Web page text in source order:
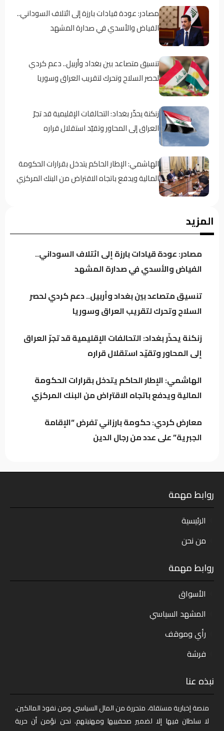
مصادر: عودة قيادات بارزة إلى ائتلاف السوداني..
الفياض والأسدي في صدارة المشهد
تنسيق متصاعد بين بغداد وأربيل.. دعم كردي
لحصر السلاح وتحرك لتقريب العراق وسوريا
زنكنة يحذّر بغداد: التحالفات الإقليمية قد تجرّ
العراق إلى المحاور وتقيّد استقلال قراره
الهاشمي: الإطار الحاكم يتدخل بقرارات الحكومة
المالية ويدفع باتجاه الاقتراض من البنك المركزي
سجن النجف: نوفر 60 جهاز اتصال للنزلاء للتواصل
مع ذويهم
المرصد الأخضر يحذر من تفاقم ظاهرة نفوق
السوق النفطي
المزيد
مصادر: عودة قيادات بارزة إلى ائتلاف السوداني..
الفياض والأسدي في صدارة المشهد
تنسيق متصاعد بين بغداد وأربيل.. دعم كردي لحصر
السلاح وتحرك لتقريب العراق وسوريا
زنكنة يحذّر بغداد: التحالفات الإقليمية قد تجرّ العراق
إلى المحاور وتقيّد استقلال قراره
الهاشمي: الإطار الحاكم يتدخل بقرارات الحكومة
المالية ويدفع باتجاه الاقتراض من البنك المركزي
معارض كردي: حكومة بارزاني تفرض “الإقامة
الجبرية” على عدد من رجال الدين
روابط مهمة
الرئيسية
من نحن
روابط مهمة
الأسواق
المشهد السياسي
رأي وموقف
فرشة
نبذه عنا
منصة إخبارية مستقلة، متحررة من المال السياسي ومن نفوذ المالكين،
لا سلطان فيها إلا لضمير صحفييها ومهنيتهم. نحن نؤمن أن حرية